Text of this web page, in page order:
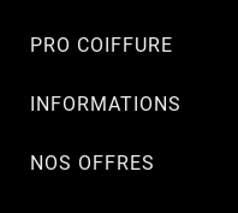
PRO COIFFURE
INFORMATIONS
NOS OFFRES